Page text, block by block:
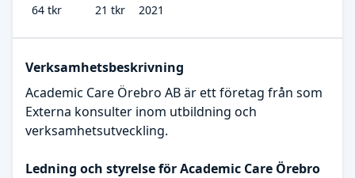
64 tkr
21 tkr
2021
Verksamhetsbeskrivning
Academic Care Örebro AB är ett företag från som
Externa konsulter inom utbildning och
verksamhetsutveckling.
Ledning och styrelse för Academic Care Örebro